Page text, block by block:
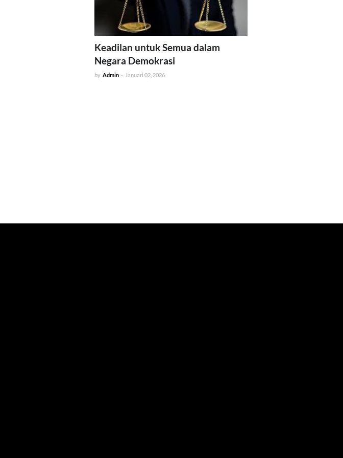
Keadilan untuk Semua dalam
Negara Demokrasi
by Admin - Januari 02, 2026